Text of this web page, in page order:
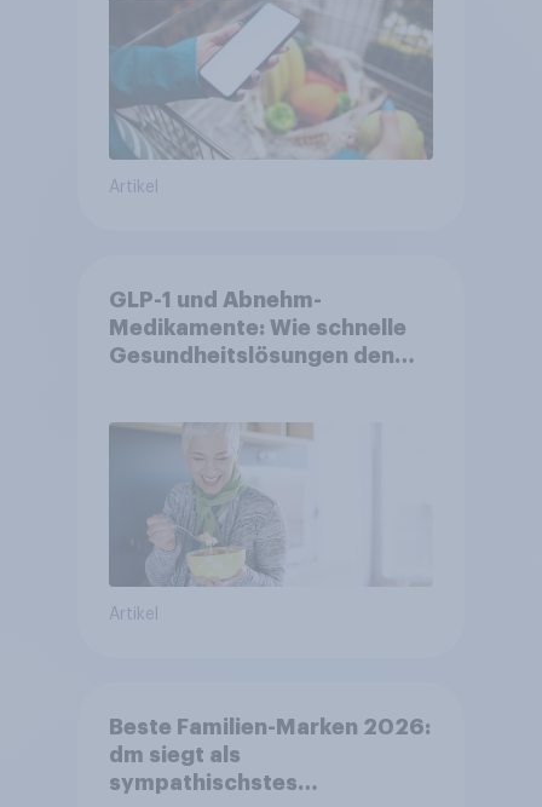
Artikel
GLP-1 und Abnehm-
Medikamente: Wie schnelle
Gesundheitslösungen den
Artikel
Beste Familien-Marken 2026:
dm siegt als
sympathischstes